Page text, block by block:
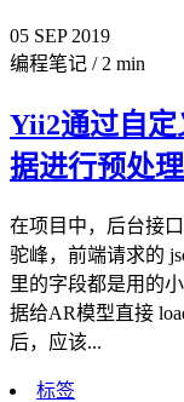
05 SEP 2019
编程笔记 / 2 min
Yii2通过自定
据进行预处理
在项目中，后台接
驼峰，前端请求的
里的字段都是用的
据给AR模型直接
后，应该...
标签